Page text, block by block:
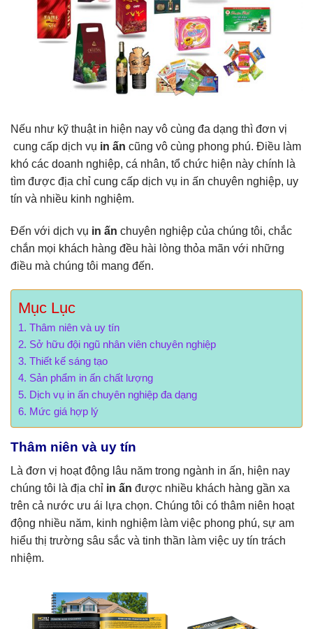
Nếu như kỹ thuật in hiện nay vô cùng đa dạng thì đơn vị
cung cấp dịch vụ in ấn cũng vô cùng phong phú. Điều làm
khó các doanh nghiệp, cá nhân, tổ chức hiện này chính là
tìm được địa chỉ cung cấp dịch vụ in ấn chuyên nghiệp, uy
tín và nhiều kinh nghiệm.
Đến với dịch vụ in ấn chuyên nghiệp của chúng tôi, chắc
chắn mọi khách hàng đều hài lòng thỏa mãn với những
điều mà chúng tôi mang đến.
Mục Lục
Thâm niên và uy tín
Sở hữu đội ngũ nhân viên chuyên nghiệp
Thiết kế sáng tạo
Sản phẩm in ấn chất lượng
Dịch vụ in ấn chuyên nghiệp đa dạng
Mức giá hợp lý
Thâm niên và uy tín
Là đơn vị hoạt động lâu năm trong ngành in ấn, hiện nay
chúng tôi là địa chỉ in ấn được nhiều khách hàng gần xa
trên cả nước ưu ái lựa chọn. Chúng tôi có thâm niên hoạt
động nhiều năm, kinh nghiệm làm việc phong phú, sự am
hiểu thị trường sâu sắc và tinh thần làm việc uy tín trách
nhiệm.